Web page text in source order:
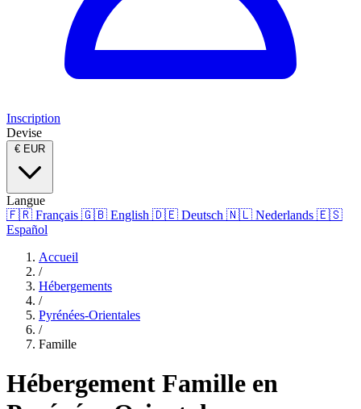
Inscription
Devise
€ EUR
Langue
🇫🇷 Français 🇬🇧 English 🇩🇪 Deutsch 🇳🇱 Nederlands 🇪🇸
Español
Accueil
/
Hébergements
/
Pyrénées-Orientales
/
Famille
Hébergement Famille en